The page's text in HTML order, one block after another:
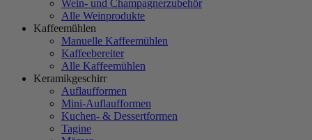
Wein- und Champagnerzubehör
Alle Weinprodukte
Kaffeemühlen
Manuelle Kaffeemühlen
Kaffeebereiter
Alle Kaffeemühlen
Keramikgeschirr
Auflaufformen
Mini-Auflaufformen
Kuchen- & Dessertformen
Tagine